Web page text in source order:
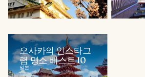
오사카의 인스타그
램 명소 베스트 10
일본